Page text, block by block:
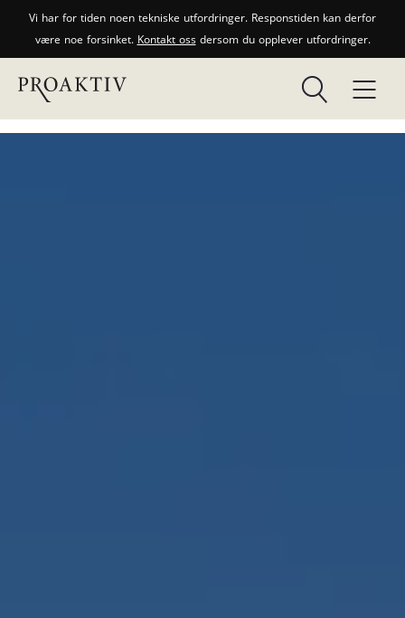
Vi har for tiden noen tekniske utfordringer. Responstiden kan derfor
være noe forsinket. Kontakt ossdersom du opplever utfordringer.